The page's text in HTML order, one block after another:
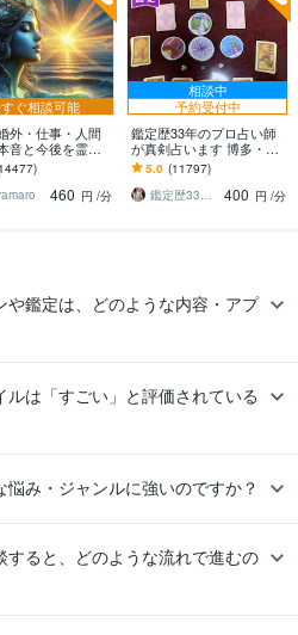
ぐ相談可能
外・仕事・人間
音と今後を霊視
重視の鑑定｜本
の行動を具体的
します 460 円 /分
相談中
予約受付中
鑑定歴33年のプロ占い師
が真剣占います 博多・廓
屋の純血統占い祈願師
雷鳥
5.0 (11797)
鑑定歴33年のプロ占い師 雷鳥
400 円 /分
や鑑定は、どのような内容・アプ
は「すごい」と評価されている
み・ジャンルに強いのですか？
すると、どのような流れで進むの